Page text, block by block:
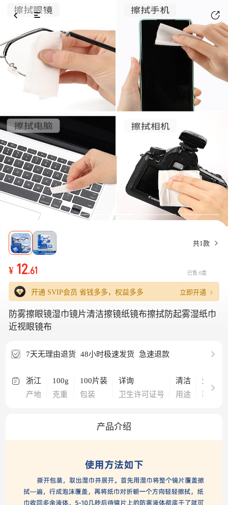
共1款
¥ 12.61 已售:0盒
开通 SVIP会员 省钱多多，权益多多 立即开通
防雾擦眼镜湿巾镜片清洁擦镜纸镜布擦拭防起雾湿纸巾
近视眼镜布
7天无理由退货 48小时极速发货 急速退款
浙江
产地
100g
克重
100片装
包装
详询
卫生许可证号
清洁
用途
清洁湿
种类
产品介绍